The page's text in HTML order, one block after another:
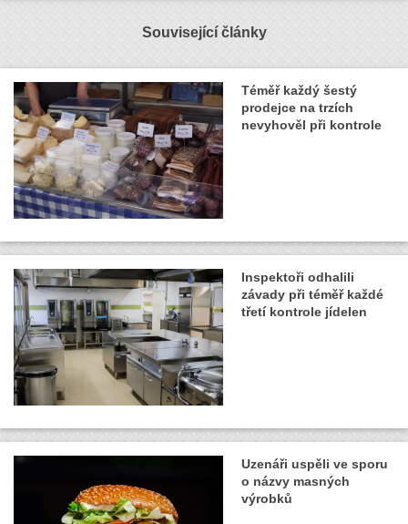
Související články
Téměř každý šestý
prodejce na trzích
nevyhověl při kontrole
Inspektoři odhalili
závady při téměř každé
třetí kontrole jídelen
Uzenáři uspěli ve sporu
o názvy masných
výrobků